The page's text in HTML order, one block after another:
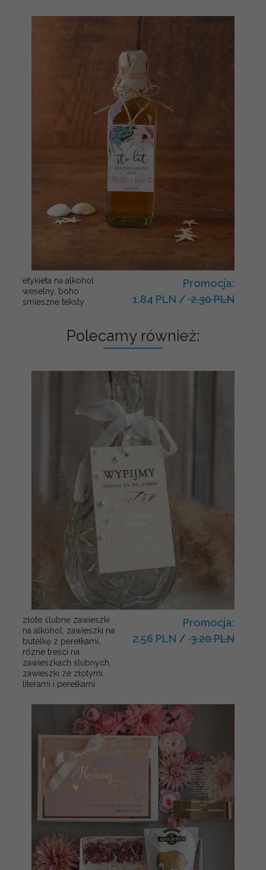
etykieta na alkohol
weselny, boho
smieszne teksty
Promocja:
1.84 PLN / 2.30 PLN
Polecamy również:
złote ślubne zawieszki
na alkohol, zawieszki na
butelkę z perełkami,
rózne treści na
zawieszkach ślubnych,
zawieszki ze złotymi
literami i perełkami
Promocja:
2.56 PLN / 3.20 PLN